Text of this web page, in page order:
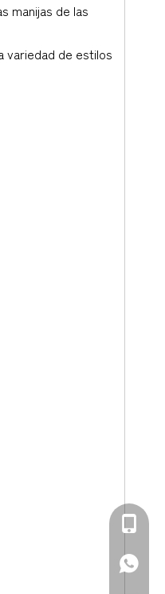
manijas de las
variedad de estilos
+86-
+86-